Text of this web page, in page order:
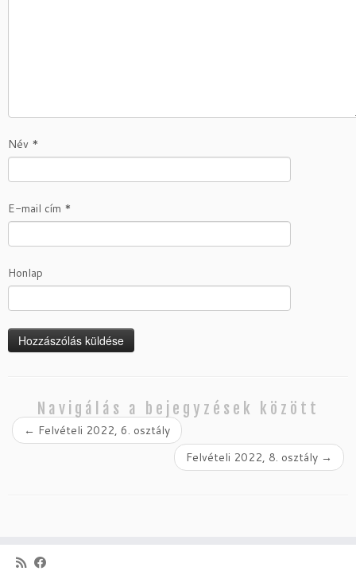
Név *
E-mail cím *
Honlap
Navigálás a bejegyzések között
← Felvételi 2022, 6. osztály
Felvételi 2022, 8. osztály →